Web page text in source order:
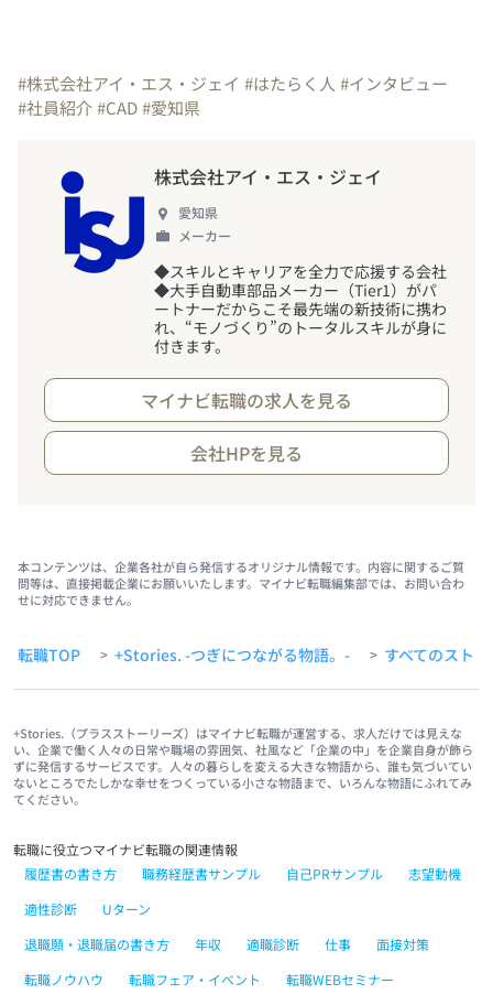
#株式会社アイ・エス・ジェイ #はたらく人 #インタビュー
#社員紹介#CAD#愛知県
株式会社アイ・エス・ジェイ
愛知県
メーカー
◆スキルとキャリアを全力で応援する会社
◆大手自動車部品メーカー（Tier1）がパ
ートナーだからこそ最先端の新技術に携わ
れ、“モノづくり”のトータルスキルが身に
付きます。
マイナビ転職の求人を見る
会社HPを見る
本コンテンツは、企業各社が自ら発信するオリジナル情報です。内容に関するご質
問等は、直接掲載企業にお願いいたします。マイナビ転職編集部では、お問い合わ
せに対応できません。
転職TOP > +Stories. -つぎにつながる物語。- > すべてのスト
+Stories.（プラスストーリーズ）はマイナビ転職が運営する、求人だけでは見えな
い、企業で働く人々の日常や職場の雰囲気、社風など「企業の中」を企業自身が飾ら
ずに発信するサービスです。人々の暮らしを変える大きな物語から、誰も気づいてい
ないところでたしかな幸せをつくっている小さな物語まで、いろんな物語にふれてみ
てください。
転職に役立つマイナビ転職の関連情報
履歴書の書き方
職務経歴書サンプル 自己PRサンプル
志望動機
適性診断
Uターン
退職願・退職届の書き方
年収 適職診断 仕事
面接対策
転職ノウハウ
転職フェア・イベント 転職WEBセミナー